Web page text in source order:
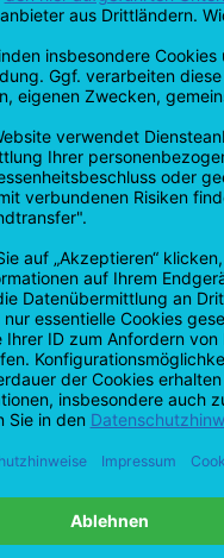
liebevolle
und besondere
⚠️
ist uns wichtig!⭐
Store + Post Filiale - Hirschaid
Gutschein | Rabatt Code ein
Kirschlolli.de